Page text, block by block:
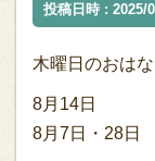
投稿日時 : 2025/
木曜日のおは
8月14日
8月7日・28